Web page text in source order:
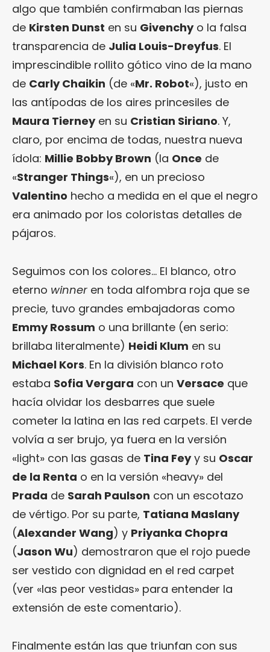
algo que también confirmaban las piernas
de Kirsten Dunst en su Givenchyo la falsa
transparencia de Julia Louis-Dreyfus. El
imprescindible rollito gótico vino de la mano
de Carly Chaikin (de «Mr. Robot«), justo en
las antípodas de los aires princesiles de
Maura Tierneyen su Cristian Siriano. Y,
claro, por encima de todas, nuestra nueva
ídola: Millie Bobby Brown (la Once de
«Stranger Things«), en un precioso
Valentino hecho a medida en el que el negro
era animado por los coloristas detalles de
pájaros.
Seguimos con los colores… El blanco, otro
eterno winner en toda alfombra roja que se
precie, tuvo grandes embajadoras como
Emmy Rossum o una brillante (en serio:
brillaba literalmente) Heidi Klum en su
Michael Kors. En la división blanco roto
estaba Sofia Vergara con un Versace que
hacía olvidar los desbarres que suele
cometer la latina en las red carpets. El verde
volvía a ser brujo, ya fuera en la versión
«light» con las gasas de Tina Feyy su Oscar
de la Renta o en la versión «heavy» del
Prada de Sarah Paulson con un escotazo
de vértigo. Por su parte, Tatiana Maslany
(Alexander Wang) y Priyanka Chopra
(Jason Wu) demostraron que el rojo puede
ser vestido con dignidad en el red carpet
(ver «las peor vestidas» para entender la
extensión de este comentario).
Finalmente están las que triunfan con sus